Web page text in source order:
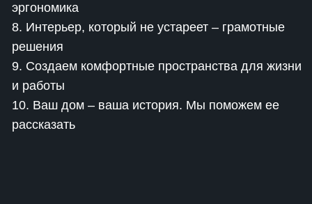
эргономика
8. Интерьер, который не устареет – грамотные
решения
9. Создаем комфортные пространства для жизни
и работы
10. Ваш дом – ваша история. Мы поможем ее
рассказать